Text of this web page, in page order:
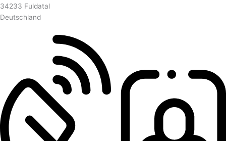
34233 Fuldatal
Deutschland